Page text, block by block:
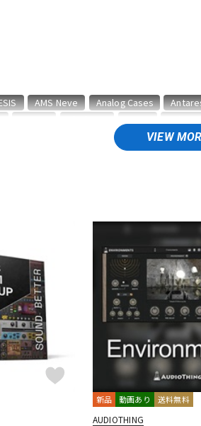
VIEW
AMS Neve Analog Cases
Eventide
Krotos LEWITT
Nugen Audio
Plugin Alliance POLYVERSE
RUPERT NEVE DESIGNS
AUDIO Softube
Studiologic SynchroArts
Vengeance Sound VI Labs
新品 動画あり 送料無料
AUDIOTHING